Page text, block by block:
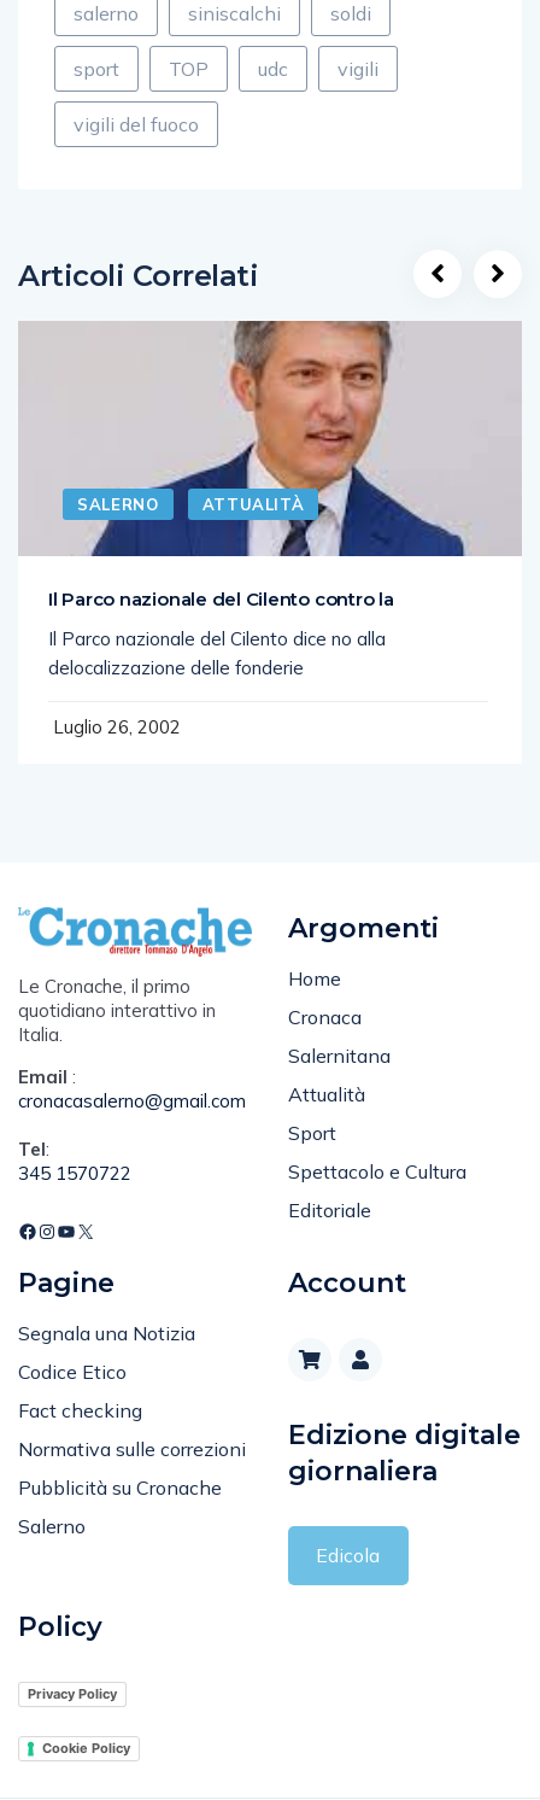
salerno siniscalchi soldi
sport TOP udc vigili
vigili del fuoco
Articoli Correlati
SALERNO ATTUALITÀ
Il Parco nazionale del Cilento contro la
Il Parco nazionale del Cilento dice no alla
delocalizzazione delle fonderie
Luglio 26, 2002
Le Cronache, il primo
quotidiano interattivo in
Italia.
Email :
cronacasalerno@gmail.com
Tel:
345 1570722
Argomenti
Home
Cronaca
Salernitana
Attualità
Sport
Spettacolo e Cultura
Editoriale
Pagine
Segnala una Notizia
Codice Etico
Fact checking
Normativa sulle correzioni
Pubblicità su Cronache
Salerno
Account
Edizione digitale
giornaliera
Edicola
Policy
Privacy Policy
Cookie Policy